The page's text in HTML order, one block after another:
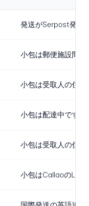
発送がSerpost発送
小包は郵便施設間
小包は受取人の住
小包は配達中です
小包は受取人の住
小包はCallaoの